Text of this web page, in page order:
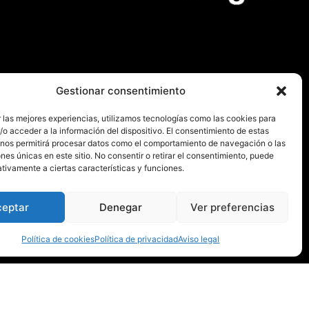
Gestionar consentimiento
las mejores experiencias, utilizamos tecnologías como las cookies para
o acceder a la información del dispositivo. El consentimiento de estas
permitirá procesar datos como el comportamiento de navegación o las
únicas en este sitio. No consentir o retirar el consentimiento, puede
a ciertas características y funciones.
Denegar Ver preferencias
Política de cookiesPolítica de privacidadAviso legal
Instituciones